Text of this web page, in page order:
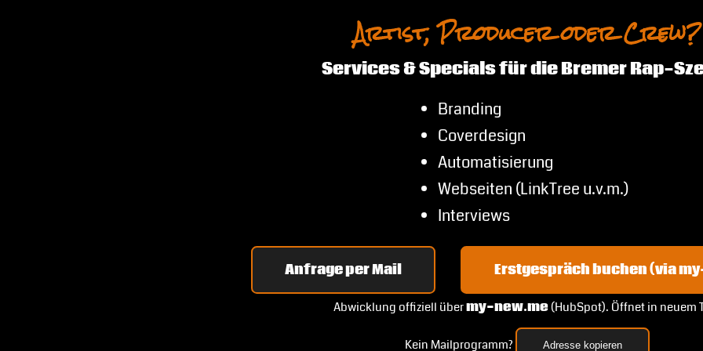
Artist, Producer oder Crew?
Services & Specials für die Bremer Rap-
Branding
Coverdesign
Automatisierung
Webseiten (LinkTree u.v.m.)
Interviews
Anfrage per Mail Erstgespräch buchen (via
Abwicklung offiziell übermy-new.me(HubSpot). Öffnet in neuem
Kein Mailprogramm? Adresse kopieren